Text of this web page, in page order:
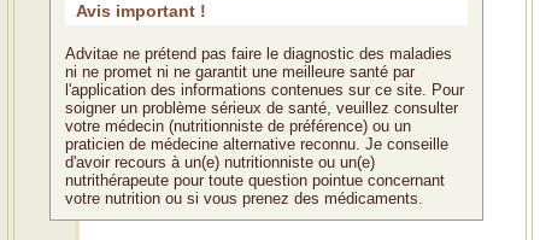
Avis important !
Advitae ne prétend pas faire le diagnostic des maladies
ni ne promet ni ne garantit une meilleure santé par
l'application des informations contenues sur ce site. Pour
soigner un problème sérieux de santé, veuillez consulter
votre médecin (nutritionniste de préférence) ou un
praticien de médecine alternative reconnu. Je conseille
d'avoir recours à un(e) nutritionniste ou un(e)
nutrithérapeute pour toute question pointue concernant
votre nutrition ou si vous prenez des médicaments.